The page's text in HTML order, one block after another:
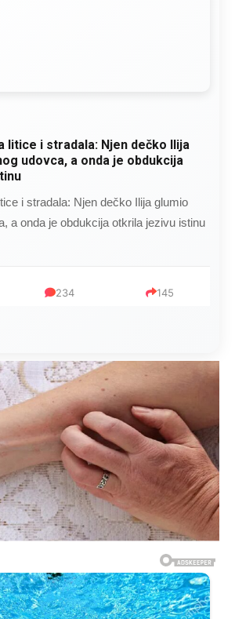
litice i stradala: Njen dečko Ilija
udovca, a onda je obdukcija
i stradala: Njen dečko Ilija glumio
a onda je obdukcija otkrila jezivu istinu
234 145